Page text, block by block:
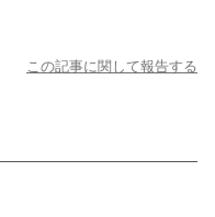
この記事に関して報告する